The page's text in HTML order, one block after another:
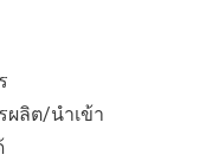
ผลิต/นำเข้า